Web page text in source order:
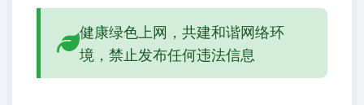
健康绿色上网，共建和谐网络环
境，禁止发布任何违法信息